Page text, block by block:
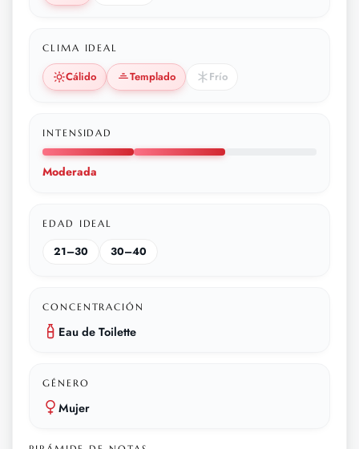
CLIMA IDEAL
Cálido Templado Frío
INTENSIDAD
Moderada
EDAD IDEAL
21–30 30–40
CONCENTRACIÓN
Eau de Toilette
GÉNERO
Mujer